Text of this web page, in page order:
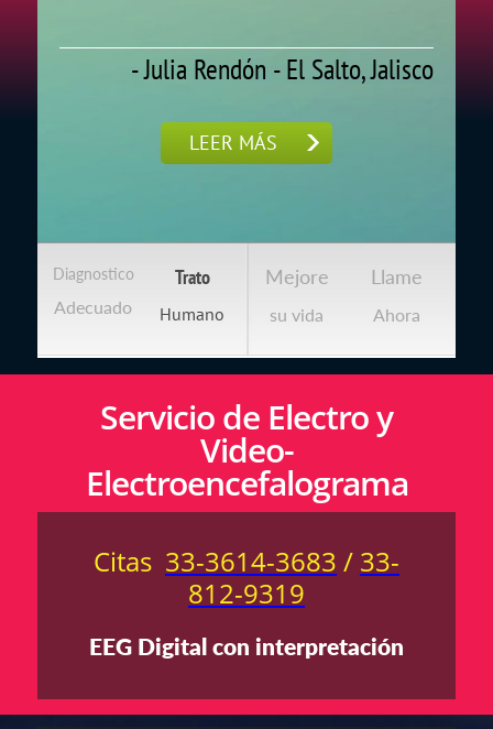
- Julia Rendón - El Salto, Jalisco
LEER MÁS
Diagnostico
Adecuado
Trato
Humano
Mejore
su vida
Llame
Ahora
Servicio de Electro y
Video-
Electroencefalograma
Citas 33-3614-3683 / 33-
812-9319
EEG Digital con interpretación